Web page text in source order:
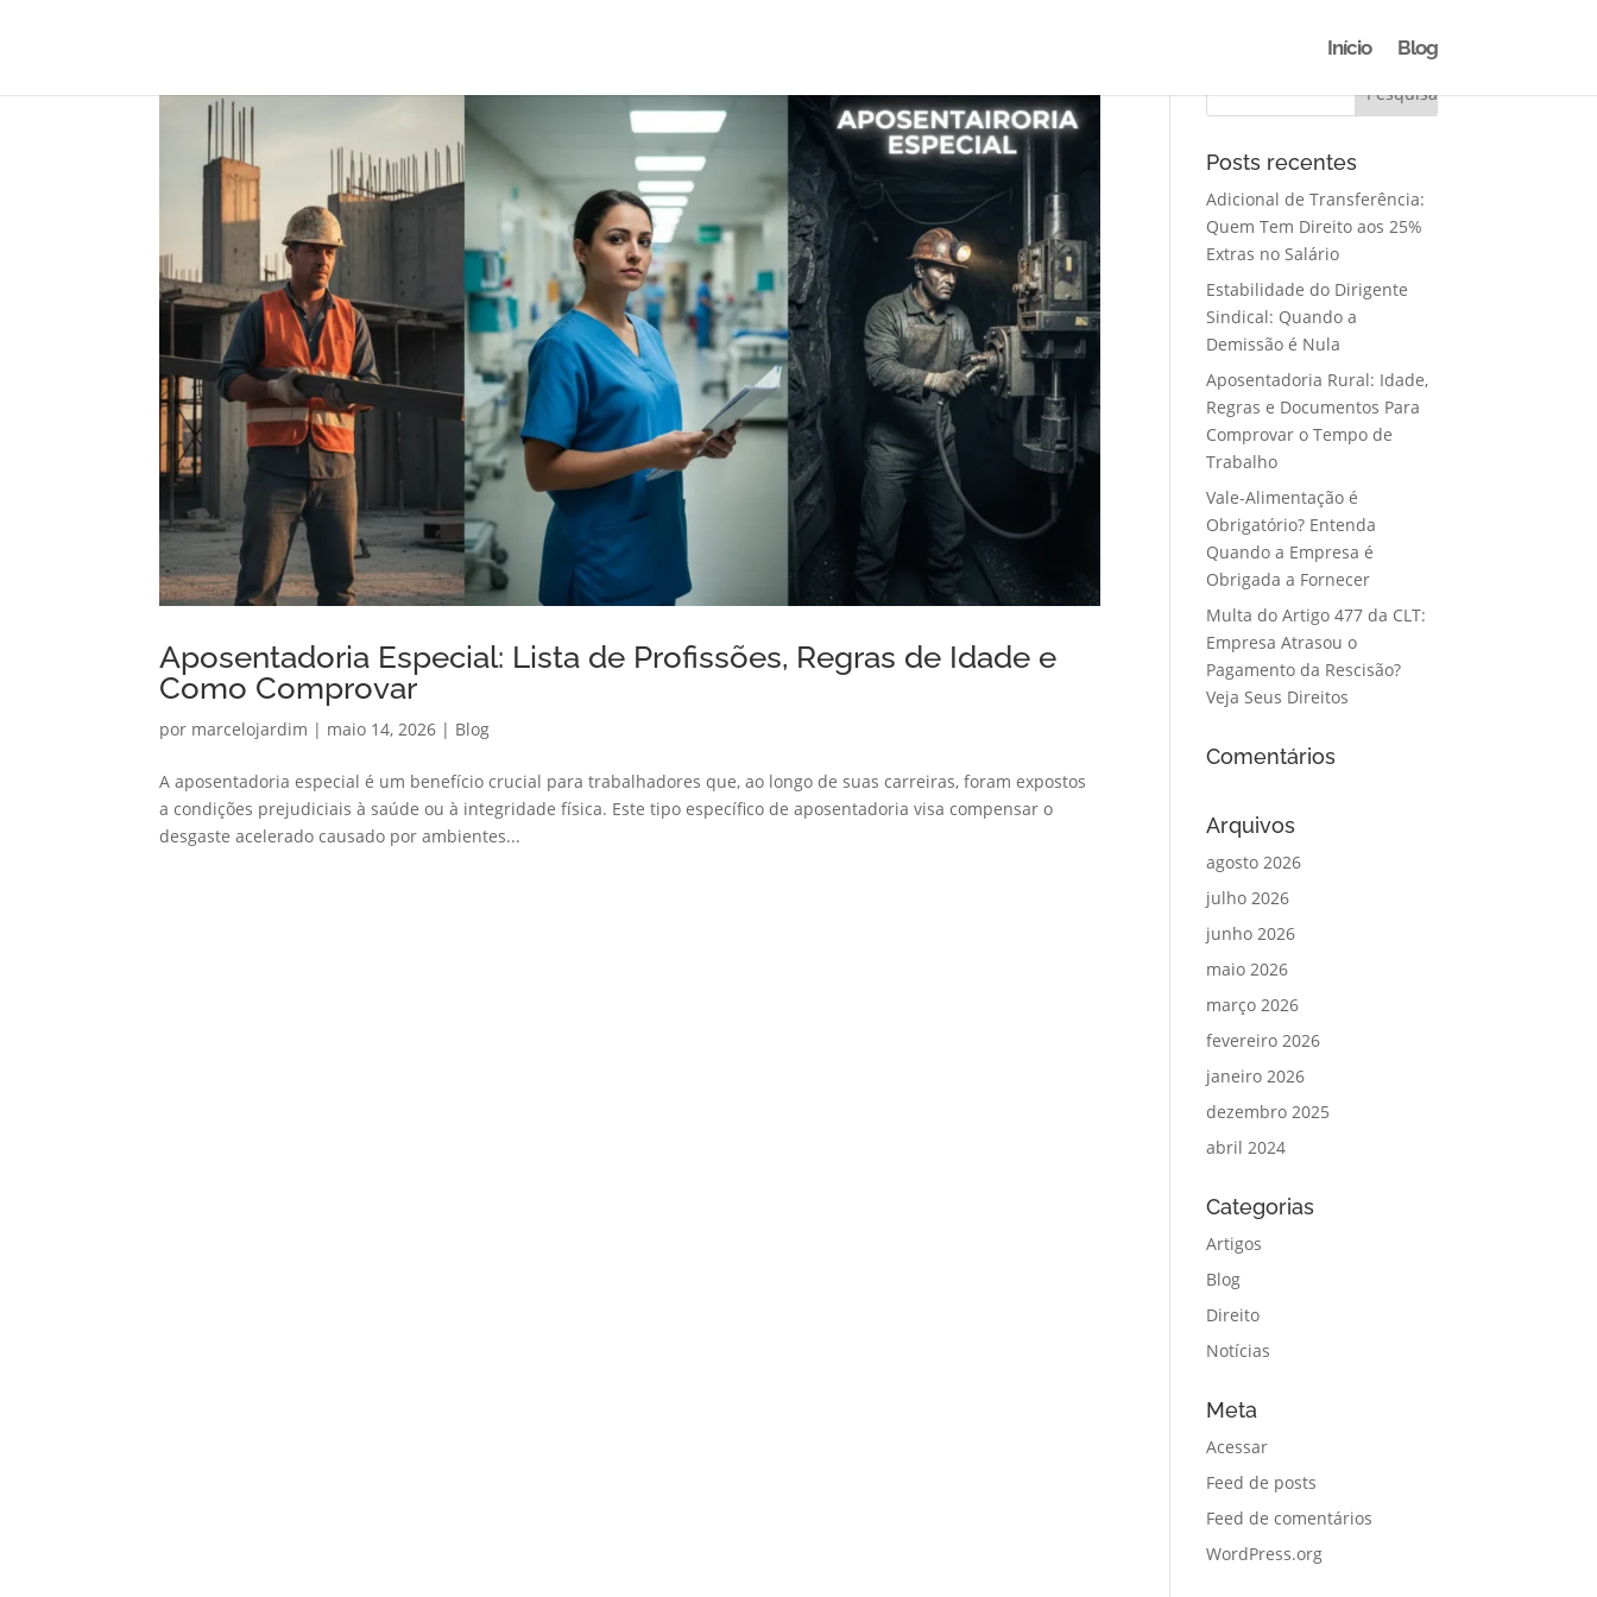
Início Blog
Aposentadoria Especial: Lista de Profissões, Regras de Idade e
Como Comprovar
por marcelojardim | maio 14, 2026 | Blog
A aposentadoria especial é um benefício crucial para trabalhadores que, ao longo de suas carreiras, foram expostos
a condições prejudiciais à saúde ou à integridade física. Este tipo específico de aposentadoria visa compensar o
desgaste acelerado causado por ambientes...
Posts recentes
Adicional de Transferência:
Quem Tem Direito aos 25%
Extras no Salário
Estabilidade do Dirigente
Sindical: Quando a
Demissão é Nula
Aposentadoria Rural: Idade,
Regras e Documentos Para
Comprovar o Tempo de
Trabalho
Vale-Alimentação é
Obrigatório? Entenda
Quando a Empresa é
Obrigada a Fornecer
Multa do Artigo 477 da CLT:
Empresa Atrasou o
Pagamento da Rescisão?
Veja Seus Direitos
Comentários
Arquivos
agosto 2026
julho 2026
junho 2026
maio 2026
março 2026
fevereiro 2026
janeiro 2026
dezembro 2025
abril 2024
Categorias
Artigos
Blog
Direito
Notícias
Meta
Acessar
Feed de posts
Feed de comentários
WordPress.org